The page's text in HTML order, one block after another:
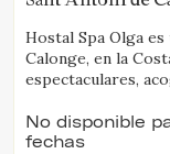
Hostal Spa Olga
Calonge, en la
espectaculares,
No disponible
fechas